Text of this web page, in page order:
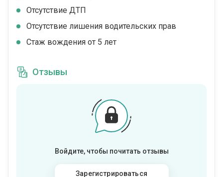
Отсутствие ДТП
Отсутствие лишения водительских прав
Стаж вождения от 5 лет
Отзывы
Войдите, чтобы почитать отзывы
Зарегистрироваться